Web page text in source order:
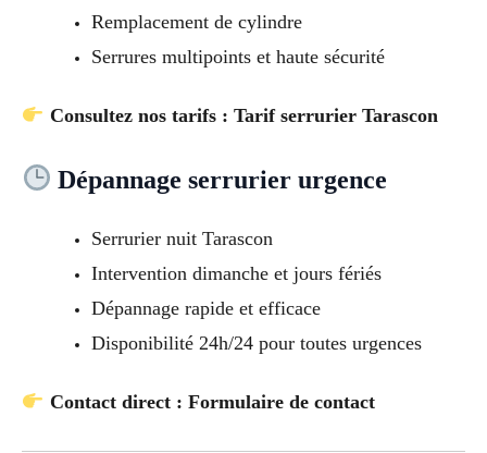
Remplacement de cylindre
Serrures multipoints et haute sécurité
Consultez nos tarifs : Tarif serrurier Tarascon
Dépannage serrurier urgence
Serrurier nuit Tarascon
Intervention dimanche et jours fériés
Dépannage rapide et efficace
Disponibilité 24h/24 pour toutes urgences
Contact direct : Formulaire de contact